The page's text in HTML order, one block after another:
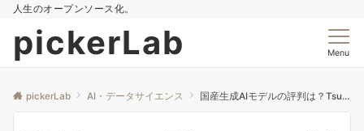
人生のオープンソース化。
pickerLab Menu
pickerLab AI・データサイエンス 国産生成AIモデルの評判は？Tsuzumi の性能について